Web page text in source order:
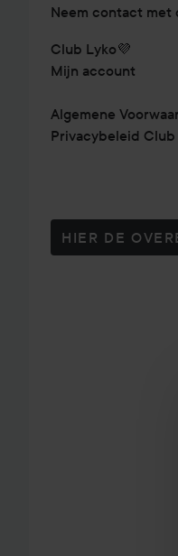
Neem contact met
Club Lyko💜
Mijn account
Algemene
Privacybeleid Club
HIER DE